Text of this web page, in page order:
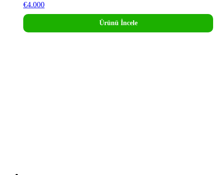
€4.000
Ürünü İncele